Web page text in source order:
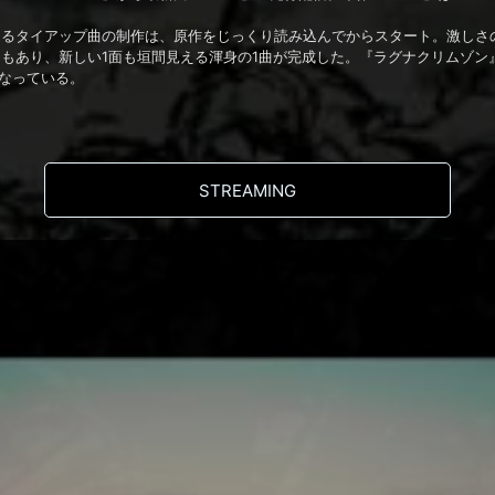
タイアップ曲の制作は、原作をじっくり読み込んでからスタート。激し
あり、新しい1面も垣間見える渾身の1曲が完成した。『ラグナクリムゾ
っている。
STREAMING